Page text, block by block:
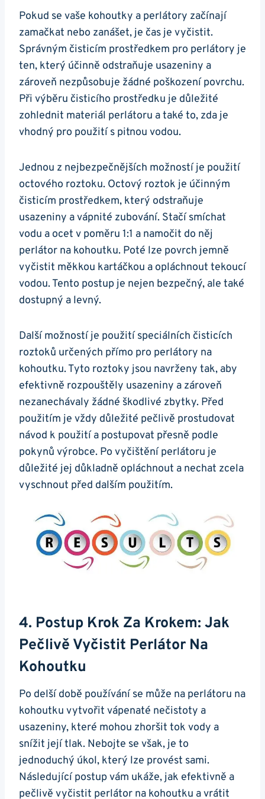
Pokud ⁢se ‍vaše kohoutky a‌ perlátory⁤ začínají
zamačkat nebo zanášet, je čas je vyčistit.
Správným čisticím prostředkem ⁢pro perlátory je
ten, který účinně odstraňuje usazeniny a
zároveň nezpůsobuje žádné poškození povrchu.
Při výběru čisticího prostředku je důležité
zohlednit materiál perlátoru a také to, zda je
‌vhodný pro použití s pitnou vodou.
Jednou z nejbezpečnějších možností je použití
octového roztoku. Octový roztok je účinným
čisticím‌ prostředkem, který odstraňuje
usazeniny a vápnité zubování. Stačí smíchat
vodu a ocet v⁤ poměru 1:1 a namočit do něj
perlátor ⁢na kohoutku. Poté lze povrch jemně
vyčistit měkkou⁣ kartáčkou a opláchnout tekoucí
vodou. Tento postup je ⁢nejen bezpečný, ale také
dostupný‌ a levný.
Další možností je ⁣použití speciálních čisticích
roztoků určených přímo pro perlátory na
kohoutku. Tyto roztoky jsou navrženy tak, aby
efektivně‌ rozpouštěly usazeniny a zároveň
nezanechávaly žádné škodlivé zbytky.​ Před
použitím je vždy důležité pečlivě prostudovat
návod k​ použití a postupovat přesně podle
pokynů výrobce. Po vyčištění perlátoru je‌
důležité‌ jej důkladně opláchnout‌ a nechat zcela
vyschnout před dalším použitím.
4. Postup Krok Za Krokem: Jak
Pečlivě Vyčistit​ Perlátor Na
Kohoutku
Po delší době používání se může na perlátoru na
kohoutku vytvořit⁣ vápenaté nečistoty a
usazeniny,⁤ které mohou zhoršit tok vody a
snížit její tlak.⁤ Nebojte se však, je to
jednoduchý úkol, který lze provést sami.
Následující ​postup vám ukáže, jak efektivně a
pečlivě vyčistit perlátor na‌ kohoutku a ‌vrátit